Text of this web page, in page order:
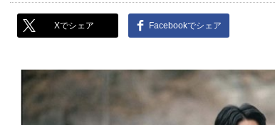
Xでシェア Facebookでシェア